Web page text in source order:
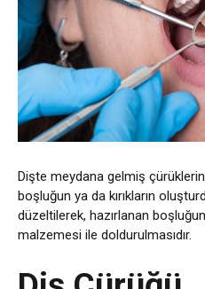
Español(İspanyolca)
Dişte meydana gelmiş
boşluğun ya da kırıkların
düzeltilerek, hazırlanan
malzemesi ile doldurulmasıdır.